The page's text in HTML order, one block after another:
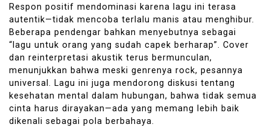
Respon positif mendominasi karena lagu ini terasa
autentik—tidak mencoba terlalu manis atau menghibur.
Beberapa pendengar bahkan menyebutnya sebagai
“lagu untuk orang yang sudah capek berharap”. Cover
dan reinterpretasi akustik terus bermunculan,
menunjukkan bahwa meski genrenya rock, pesannya
universal. Lagu ini juga mendorong diskusi tentang
kesehatan mental dalam hubungan, bahwa tidak semua
cinta harus dirayakan—ada yang memang lebih baik
dikenali sebagai pola berbahaya.